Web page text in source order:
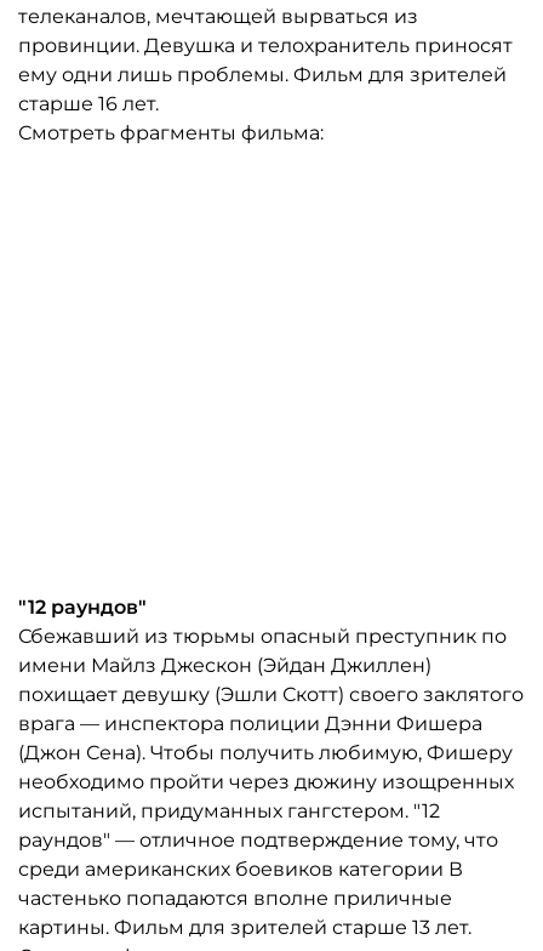
телеканалов, мечтающей вырваться из
провинции. Девушка и телохранитель приносят
ему одни лишь проблемы. Фильм для зрителей
старше 16 лет.
Смотреть фрагменты фильма:
"12 раундов"
Сбежавший из тюрьмы опасный преступник по
имени Майлз Джескон (Эйдан Джиллен)
похищает девушку (Эшли Скотт) своего заклятого
врага — инспектора полиции Дэнни Фишера
(Джон Сена). Чтобы получить любимую, Фишеру
необходимо пройти через дюжину изощренных
испытаний, придуманных гангстером. "12
раундов" — отличное подтверждение тому, что
среди американских боевиков категории В
частенько попадаются вполне приличные
картины. Фильм для зрителей старше 13 лет.